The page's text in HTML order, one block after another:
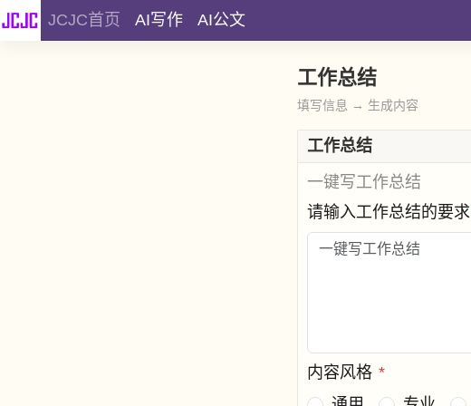
JCJC首页 AI写作 AI公文
工作总结
填写信息 → 生成内容
工作总结
一键写工作总结
请输入工作总结的要求
内容风格 *